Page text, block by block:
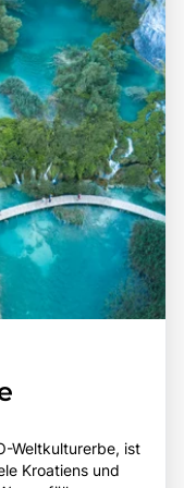
zu betätigen.
für alle, die die
Region
Weltkulturerbe, ist
Kroatiens und